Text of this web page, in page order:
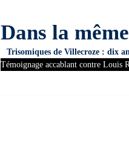
Dans la
Trisomiques de Villecroze : dix
Témoignage accablant contre Louis